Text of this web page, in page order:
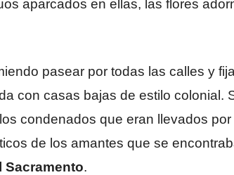
aparcados en ellas, las flores
pasear por todas las calles y
con casas bajas de estilo colonial.
condenados que eran llevados
de los amantes que se
Sacramento.